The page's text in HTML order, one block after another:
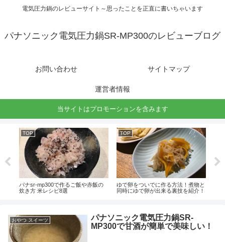
電気圧力鍋のレビューサイト～思ったことを正直に書いちゃいます
パナソニック電気圧力鍋SR-MP300のレビューブログ
お問い合わせ サイトマップ
運営者情報
当サイトはプロモーションを含みます
TOP
パナsr-mp300で作るご飯や赤飯の
炊き方 米レシピ8選
TOP
ゆで卵をついでに作る方法！煮物と
同時にゆで卵が出来る裏技を紹介！
おやつ スイーツ
パナソニック電気圧力鍋SR-
MP300で甘酒が簡単で美味しい！